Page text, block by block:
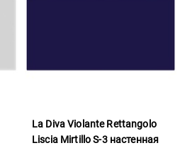
La Diva Violante Rettangolo
Liscia Mirtillo S-3 настенная